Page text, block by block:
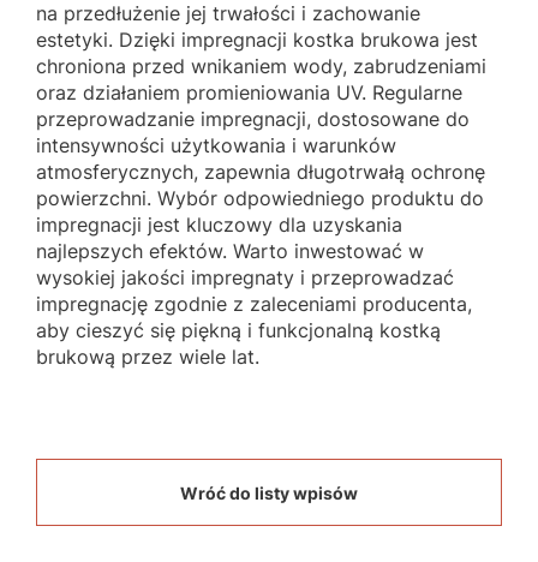
na przedłużenie jej trwałości i zachowanie
estetyki. Dzięki impregnacji kostka brukowa jest
chroniona przed wnikaniem wody, zabrudzeniami
oraz działaniem promieniowania UV. Regularne
przeprowadzanie impregnacji, dostosowane do
intensywności użytkowania i warunków
atmosferycznych, zapewnia długotrwałą ochronę
powierzchni. Wybór odpowiedniego produktu do
impregnacji jest kluczowy dla uzyskania
najlepszych efektów. Warto inwestować w
wysokiej jakości impregnaty i przeprowadzać
impregnację zgodnie z zaleceniami producenta,
aby cieszyć się piękną i funkcjonalną kostką
brukową przez wiele lat.
Wróć do listy wpisów